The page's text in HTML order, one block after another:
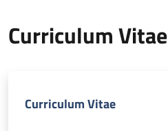
Curriculum Vitae
Curriculum Vitae